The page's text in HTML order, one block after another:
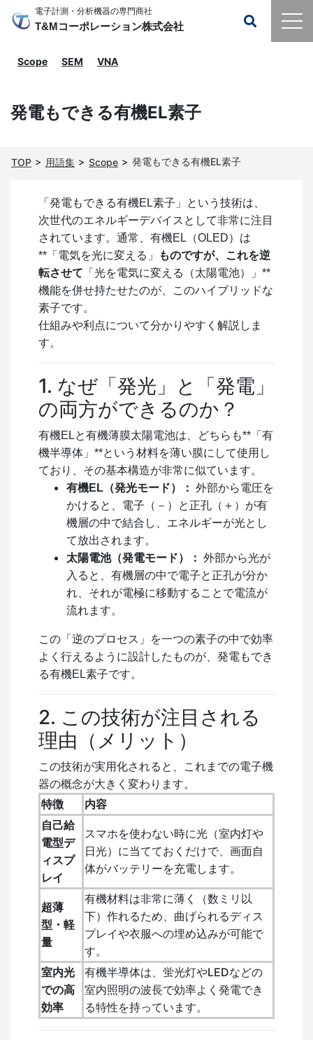
電子計測・分析機器の専門商社
T&Mコーポレーション株式会社
Scope SEM VNA
発電もできる有機EL素子
TOP 用語集 Scope 発電もできる有機EL素子
「発電もできる有機EL素子」という技術は、
次世代のエネルギーデバイスとして非常に注目
されています。通常、有機EL（OLED）は
**「電気を光に変える」
ものですが、これを逆
転させて 「光を電気に変える（太陽電池）」**
機能を併せ持たせたのが、このハイブリッドな
素子です。
仕組みや利点について分かりやすく解説しま
す。
1. なぜ「発光」と「発電」
の両方ができるのか？
有機ELと有機薄膜太陽電池は、どちらも**「有
機半導体」**という材料を薄い膜にして使用し
ており、その基本構造が非常に似ています。
有機EL（発光モード）： 外部から電圧を
かけると、電子（－）と正孔（＋）が有
機層の中で結合し、エネルギーが光とし
て放出されます。
太陽電池（発電モード）： 外部から光が
入ると、有機層の中で電子と正孔が分か
れ、それが電極に移動することで電流が
流れます。
この「逆のプロセス」を一つの素子の中で効率
よく行えるように設計したものが、発電もでき
る有機EL素子です。
2. この技術が注目される
理由（メリット）
この技術が実用化されると、これまでの電子機
器の概念が大きく変わります。
特徴
内容
自己給
電型デ
ィスプ
レイ
スマホを使わない時に光（室内灯や
日光）に当てておくだけで、画面自
体がバッテリーを充電します。
超薄
型・軽
量
有機材料は非常に薄く（数ミリ以
下）作れるため、曲げられるディス
プレイや衣服への埋め込みが可能で
す。
室内光
での高
効率
有機半導体は、蛍光灯やLEDなどの
室内照明の波長で効率よく発電でき
る特性を持っています。